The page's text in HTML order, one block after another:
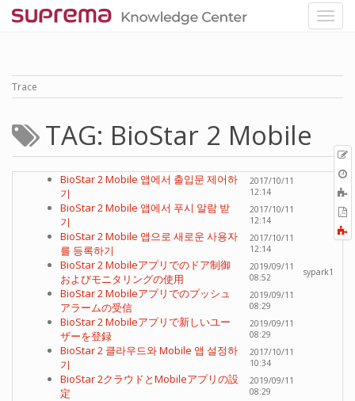
Trace
TAG: BioStar 2 Mobile
BioStar 2 Mobile 앱에서 출입문 제어하
기
2017/10/11
12:14
BioStar 2 Mobile 앱에서 푸시 알람 받
기
2017/10/11
12:14
BioStar 2 Mobile 앱으로 새로운 사용자
를 등록하기
2017/10/11
12:14
BioStar 2 Mobileアプリでのドア制御
およびモニタリングの使用
2019/09/11
08:52
sypark1
BioStar 2 Mobileアプリでのプッシュ
アラームの受信
2019/09/11
08:29
BioStar 2 Mobileアプリで新しいユー
ザーを登録
2019/09/11
08:29
BioStar 2 클라우드와 Mobile 앱 설정하
기
2017/10/11
10:34
BioStar 2クラウドとMobileアプリの設
定
2019/09/11
08:29